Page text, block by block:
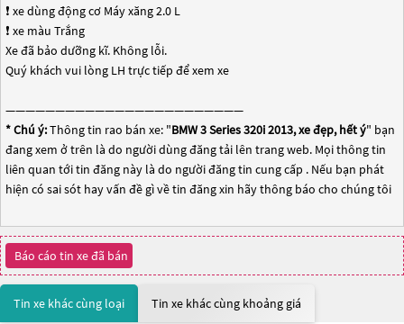
❗️ xe dùng động cơ Máy xăng 2.0 L
❗️ xe màu Trắng
Xe đã bảo dưỡng kĩ. Không lỗi.
Quý khách vui lòng LH trực tiếp để xem xe
————————————————————————
* Chú ý:Thông tin rao bán xe: "BMW 3 Series 320i 2013, xe đẹp, hết ý" bạn
đang xem ở trên là do người dùng đăng tải lên trang web. Mọi thông tin
liên quan tới tin đăng này là do người đăng tin cung cấp . Nếu bạn phát
hiện có sai sót hay vấn đề gì về tin đăng xin hãy thông báo cho chúng tôi
Báo cáo tin xe đã bán
Tin xe khác cùng loại Tin xe khác cùng khoảng giá